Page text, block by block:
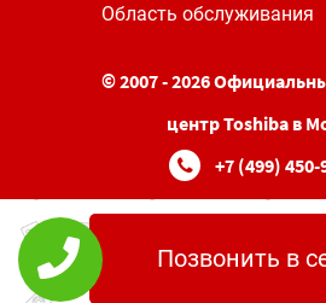
Область обслуживания
© 2007 - 2026
центр Toshiba в
+7 (499) 450-
Позвонить в